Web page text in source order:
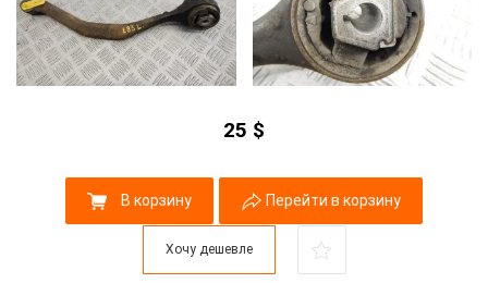
25 $
В корзину Перейти в корзину
Хочу дешевле